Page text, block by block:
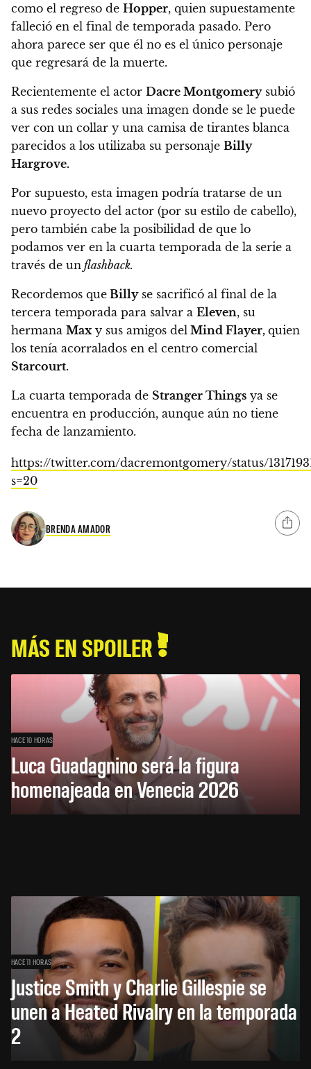
como el regreso de Hopper, quien supuestamente
falleció en el final de temporada pasado. Pero
ahora parece ser que él no es el único personaje
que regresará de la muerte.
Recientemente el actor Dacre Montgomerysubió
a sus redes sociales una imagen donde se le puede
ver con un collar y una camisa de tirantes blanca
parecidos a los utilizaba su personaje Billy
Hargrove.
Por supuesto, esta imagen podría tratarse de un
nuevo proyecto del actor (por su estilo de cabello),
pero también cabe la posibilidad de que lo
podamos ver en la cuarta temporada de la serie a
través de un flashback.
Recordemos que Billyse sacrificó al final de la
tercera temporada para salvar a Eleven, su
hermana Max y sus amigos del Mind Flayer, quien
los tenía acorralados en el centro comercial
Starcourt.
La cuarta temporada de Stranger Things ya se
encuentra en producción, aunque aún no tiene
fecha de lanzamiento.
https://twitter.com/dacremontgomery/status/
s=20
BRENDA AMADOR
MÁS EN SPOILER
HACE 10 HORAS
Luca Guadagnino será la figura
homenajeada en Venecia 2026
HACE 11 HORAS
Justice Smith y Charlie Gillespie se
unen a Heated Rivalry en la temporada
2